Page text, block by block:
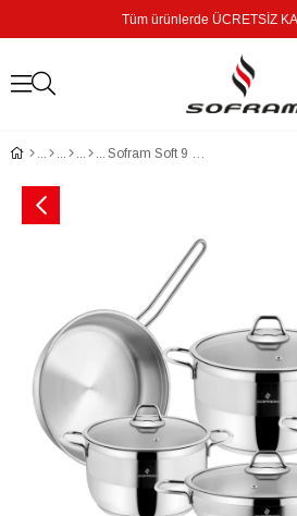
Tüm ürünlerde ÜCRETSİZ
Sofram Soft 9 Parça Tencere Seti